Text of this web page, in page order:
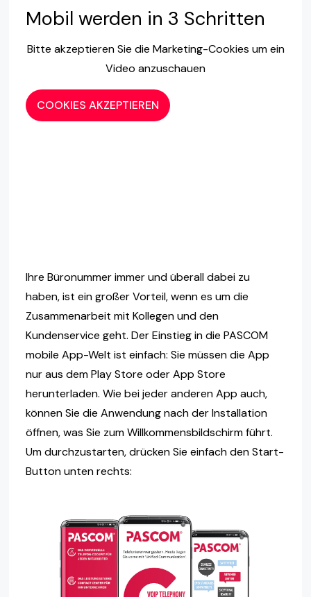
Mobil werden in 3 Schritten
Bitte akzeptieren Sie die Marketing-Cookies um ein
Video anzuschauen
COOKIES AKZEPTIEREN
Ihre Büronummer immer und überall dabei zu
haben, ist ein großer Vorteil, wenn es um die
Zusammenarbeit mit Kollegen und den
Kundenservice geht. Der Einstieg in die PASCOM
mobile App-Welt ist einfach: Sie müssen die App
nur aus dem Play Store oder App Store
herunterladen. Wie bei jeder anderen App auch,
können Sie die Anwendung nach der Installation
öffnen, was Sie zum Willkommensbildschirm führt.
Um durchzustarten, drücken Sie einfach den Start-
Button unten rechts: